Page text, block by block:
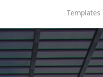
Templates